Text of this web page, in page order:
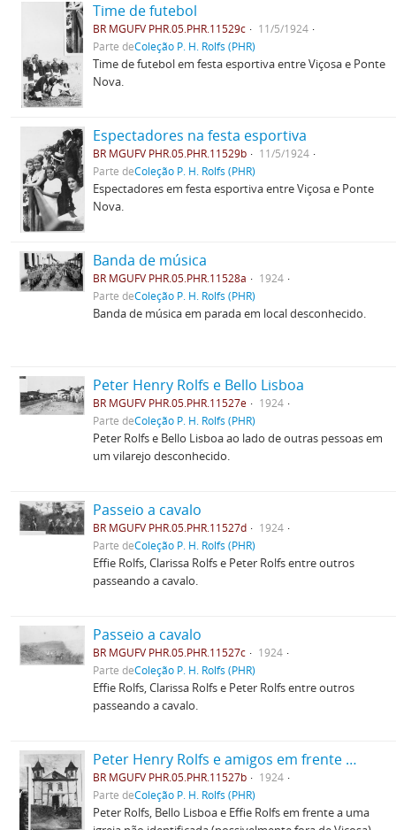
Time de futebol
BR MGUFV PHR.05.PHR.11529c
11/5/1924
Parte deColeção P. H. Rolfs (PHR)
Time de futebol em festa esportiva entre Viçosa e Ponte
Nova.
Espectadores na festa esportiva
BR MGUFV PHR.05.PHR.11529b
11/5/1924
Parte deColeção P. H. Rolfs (PHR)
Espectadores em festa esportiva entre Viçosa e Ponte
Nova.
Banda de música
BR MGUFV PHR.05.PHR.11528a
1924
Parte deColeção P. H. Rolfs (PHR)
Banda de música em parada em local desconhecido.
Peter Henry Rolfs e Bello Lisboa
BR MGUFV PHR.05.PHR.11527e
1924
Parte deColeção P. H. Rolfs (PHR)
Peter Rolfs e Bello Lisboa ao lado de outras pessoas em
um vilarejo desconhecido.
Passeio a cavalo
BR MGUFV PHR.05.PHR.11527d
1924
Parte deColeção P. H. Rolfs (PHR)
Effie Rolfs, Clarissa Rolfs e Peter Rolfs entre outros
passeando a cavalo.
Passeio a cavalo
BR MGUFV PHR.05.PHR.11527c
1924
Parte deColeção P. H. Rolfs (PHR)
Effie Rolfs, Clarissa Rolfs e Peter Rolfs entre outros
passeando a cavalo.
Peter Henry Rolfs e amigos em frente a uma igreja
BR MGUFV PHR.05.PHR.11527b
1924
Parte deColeção P. H. Rolfs (PHR)
Peter Rolfs, Bello Lisboa e Effie Rolfs em frente a uma